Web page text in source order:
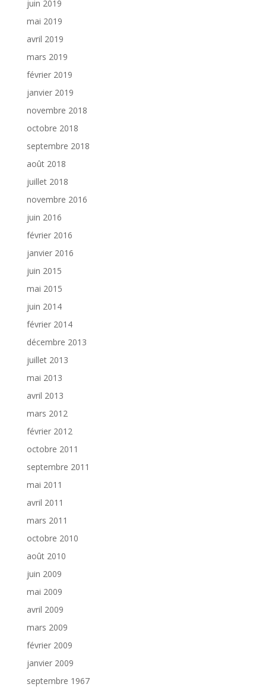
juin 2019
mai 2019
avril 2019
mars 2019
février 2019
janvier 2019
novembre 2018
octobre 2018
septembre 2018
août 2018
juillet 2018
novembre 2016
juin 2016
février 2016
janvier 2016
juin 2015
mai 2015
juin 2014
février 2014
décembre 2013
juillet 2013
mai 2013
avril 2013
mars 2012
février 2012
octobre 2011
septembre 2011
mai 2011
avril 2011
mars 2011
octobre 2010
août 2010
juin 2009
mai 2009
avril 2009
mars 2009
février 2009
janvier 2009
septembre 1967